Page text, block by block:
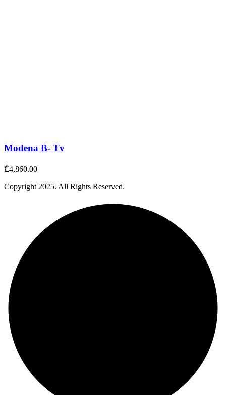
Modena B- Tv
₾4,860.00
Copyright 2025. All Rights Reserved.